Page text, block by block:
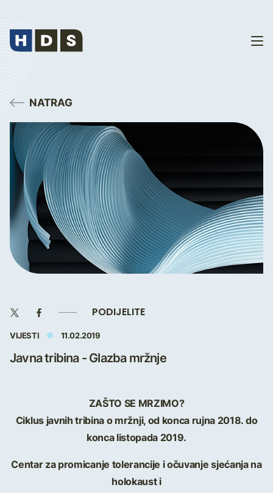
NATRAG
PODIJELITE
VIJESTI 11.02.2019
Javna tribina - Glazba mržnje
ZAŠTO SE MRZIMO?
Ciklus javnih tribina o mržnji, od konca rujna 2018. do
konca listopada 2019.
Centar za promicanje tolerancije i očuvanje sjećanja na
holokaust i